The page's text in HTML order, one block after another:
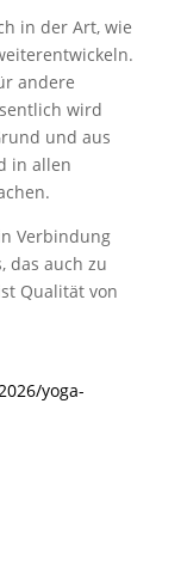
in der Art, wie
andere
wird
und aus
in allen
Verbindung
das auch zu
Qualität von
yoga-